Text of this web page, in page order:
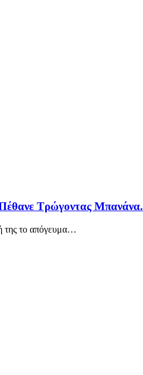
Τρώγοντας Μπανάνα.
της το απόγευμα…